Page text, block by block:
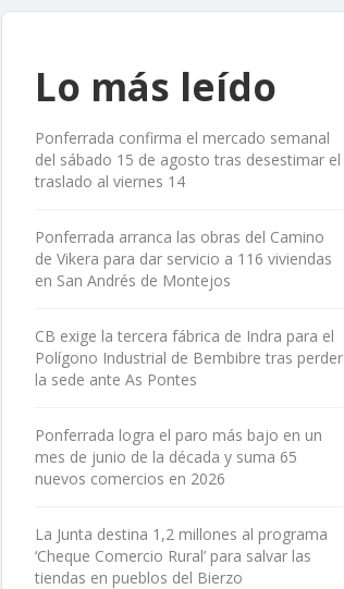
Lo más leído
Ponferrada confirma el mercado semanal
del sábado 15 de agosto tras desestimar el
traslado al viernes 14
Ponferrada arranca las obras del Camino
de Vikera para dar servicio a 116 viviendas
en San Andrés de Montejos
CB exige la tercera fábrica de Indra para el
Polígono Industrial de Bembibre tras perder
la sede ante As Pontes
Ponferrada logra el paro más bajo en un
mes de junio de la década y suma 65
nuevos comercios en 2026
La Junta destina 1,2 millones al programa
‘Cheque Comercio Rural’ para salvar las
tiendas en pueblos del Bierzo